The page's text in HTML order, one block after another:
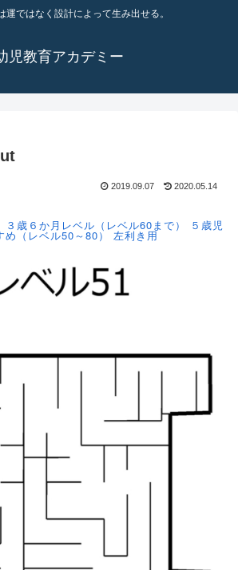
運ではなく設計によって生み出せる。
児教育アカデミー
2019.09.07 2020.05.14
３歳６か月レベル（レベル60まで） ５歳児
め（レベル50～80） 左利き用